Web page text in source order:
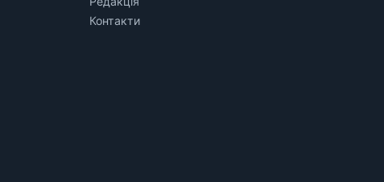
Контакти